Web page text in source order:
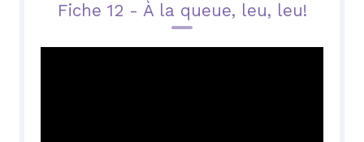
Fiche 12 - À la queue, leu, leu!